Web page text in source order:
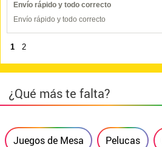
Envío rápido y todo correcto
Envío rápido y todo correcto
1 2
¿Qué más te falta?
Juegos de Mesa Pelucas